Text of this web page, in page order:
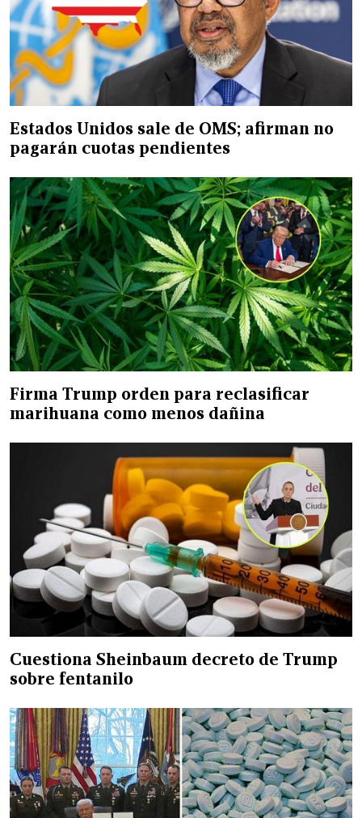
Estados Unidos sale de OMS; afirman no
pagarán cuotas pendientes
Firma Trump orden para reclasificar
marihuana como menos dañina
Cuestiona Sheinbaum decreto de Trump
sobre fentanilo